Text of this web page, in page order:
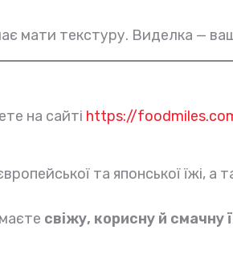
мати текстуру. Виделка —
на сайті https://
та японської їжі, а
свіжу, корисну й смачну